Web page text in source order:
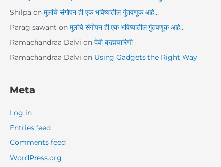
Shilpa on मुलांचे संगोपन ही एक भविष्यातील गुंतवणूक आहे…
Parag sawant on मुलांचे संगोपन ही एक भविष्यातील गुंतवणूक आहे…
Ramachandraa Dalvi on देवी ब्रह्मचारिणी
Ramachandraa Dalvi on Using Gadgets the Right Way
Meta
Log in
Entries feed
Comments feed
WordPress.org